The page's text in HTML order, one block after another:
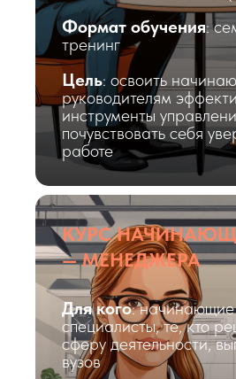
Формат обучения:
тренинг
Цель: освоить
руководителям
инструменты
почувствовать себя
работе
КУРС
— МЕНЕДЖЕРА
Для кого:
специалисты, те, кто
сферу деятельности,
вузов